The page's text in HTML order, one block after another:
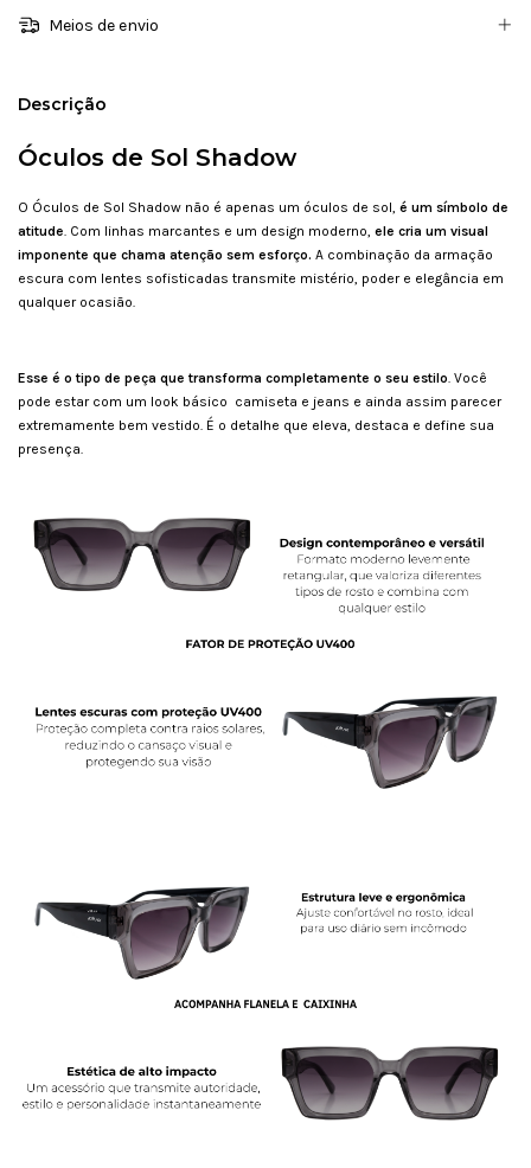
Meios de envio
Descrição
Óculos de Sol Shadow
O Óculos de Sol Shadow não é apenas um óculos de sol, é um símbolo de
atitude . Com linhas marcantes e um design moderno, ele cria um visual
imponente que chama atenção sem esforço. A combinação da armação
escura com lentes sofisticadas transmite mistério, poder e elegância em
qualquer ocasião.
Esse é o tipo de peça que transforma completamente o seu estilo . Você
pode estar com um look básico camiseta e jeans e ainda assim parecer
extremamente bem vestido. É o detalhe que eleva, destaca e define sua
presença.